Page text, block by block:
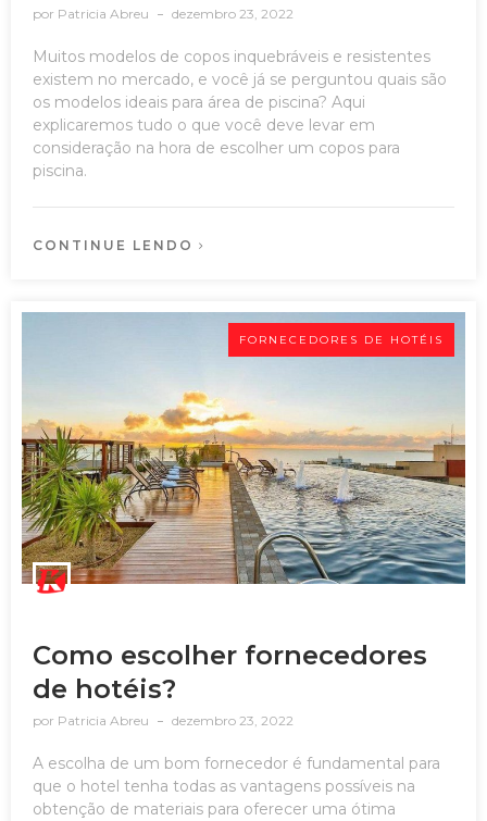
por Patricia Abreu dezembro 23, 2022
Muitos modelos de copos inquebráveis e resistentes
existem no mercado, e você já se perguntou quais são
os modelos ideais para área de piscina? Aqui
explicaremos tudo o que você deve levar em
consideração na hora de escolher um copos para
piscina.
CONTINUE LENDO
FORNECEDORES DE HOTÉIS
Como escolher fornecedores
de hotéis?
por Patricia Abreu dezembro 23, 2022
A escolha de um bom fornecedor é fundamental para
que o hotel tenha todas as vantagens possíveis na
obtenção de materiais para oferecer uma ótima